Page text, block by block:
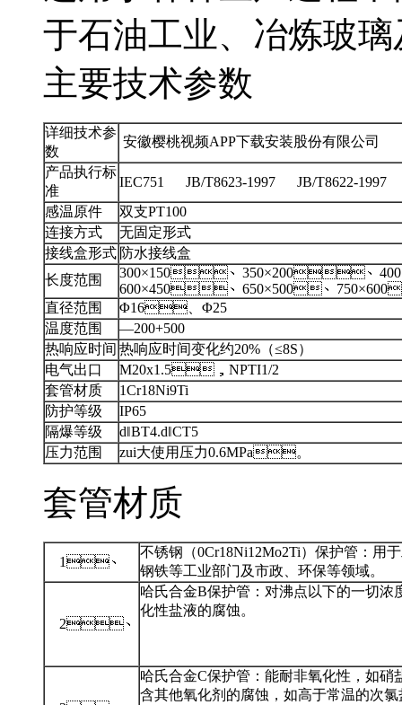
于石油工业、冶炼玻璃
主要技术参数
详细技术参
数
安徽樱桃视频APP下载安装股份有限公司
产品执行标
准
IEC751 JB/T8623-1997 JB/T8622-1997
感温原件
双支PT100
连接方式
无固定形式
接线盒形式 防水接线盒
长度范围
300×150、350×200、
600×450、650×500、
直径范围
Φ16、Φ25
温度范围
—200+500
热响应时间 热响应时间变化约20%（≤8S）
电气出口
M20x1.5，NPTI1/2
套管材质
1Cr18Ni9Ti
防护等级
IP65
隔爆等级
d‖BT4.d‖CT5
压力范围
zui大使用压力0.6MPa。
套管材质
1、
不锈钢（0Cr18Ni12Mo2Ti）保护管：用于
钢铁等工业部门及市政、环保等领域。
2、
哈氏合金B保护管：对沸点以下的一切浓度的
化性盐液的腐蚀。
哈氏合金C保护管：能耐非氧化性
含其他氧化剂的腐蚀，如高于常温的次氯盐